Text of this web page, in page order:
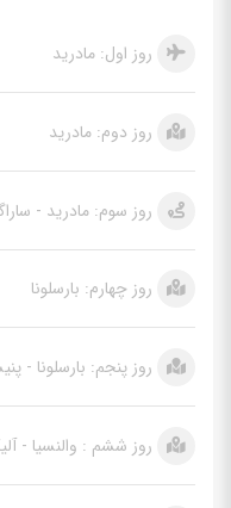
روز اول: مادرید
روز دوم: مادرید
روز سوم: مادرید -
روز چهارم: بارسلونا
روز پنجم: بارسلونا -
روز ششم : والنسیا -